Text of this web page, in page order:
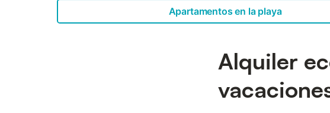
Apartamentos en la playa
Alquiler